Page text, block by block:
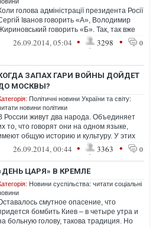
голова адміністрації президента Росії
Іванов говорить «А», Володимир
говорить «Б». Так, так вже
склал...26.09.2014, 05:04 • 3298 • 0
ЗАПАХ ГАРИ ВОЙНЫ ДОЙДЕТ
МОСКВЫ?
Політичні новини України та світу:
новини політики
России живут два народа. Объединяет
то, что говорят они на одном языке,
общую историю и культуру. У этих
двух народов общая Родина- Россия....
26.09.2014, 00:44 • 3363 • 0
ЦАРЯ» В КРЕМЛЕ
Новини суспільства: читати соціальні
смутное опасение, что
бомбить Киев – в четыре утра и
больную голову, такова традиция. Но